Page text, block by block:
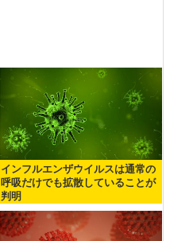
インフルエンザウイルスは通常の
呼吸だけでも拡散していることが
判明